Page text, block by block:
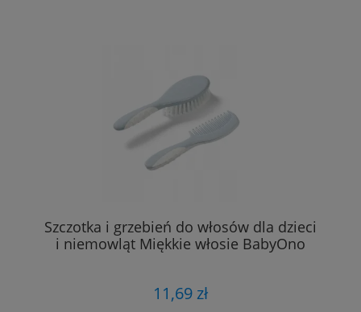
Szczotka i grzebień do włosów dla dzieci
i niemowląt Miękkie włosie BabyOno
11,69 zł